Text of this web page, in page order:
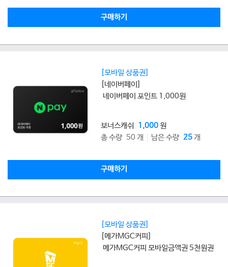
구매하기
[모바일 상품권]
[네이버페이]
네이버페이 포인트 1,000원
보너스캐쉬 1,000원
총 수량 50 개
남은 수량 25개
구매하기
[모바일 상품권]
[메가MGC커피]
메가MGC커피 모바일금액권 5천원권